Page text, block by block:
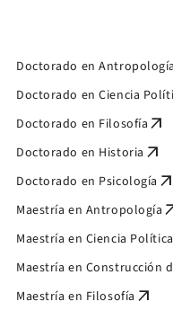
Doctorado en Antropología
Doctorado en Ciencia
Doctorado en Filosofía arrow_outward
Doctorado en Historia arrow_outward
Doctorado en Psicología arrow_outward
Maestría en Antropología
Maestría en Ciencia Política
Maestría en Construcción
Maestría en Filosofía arrow_outward